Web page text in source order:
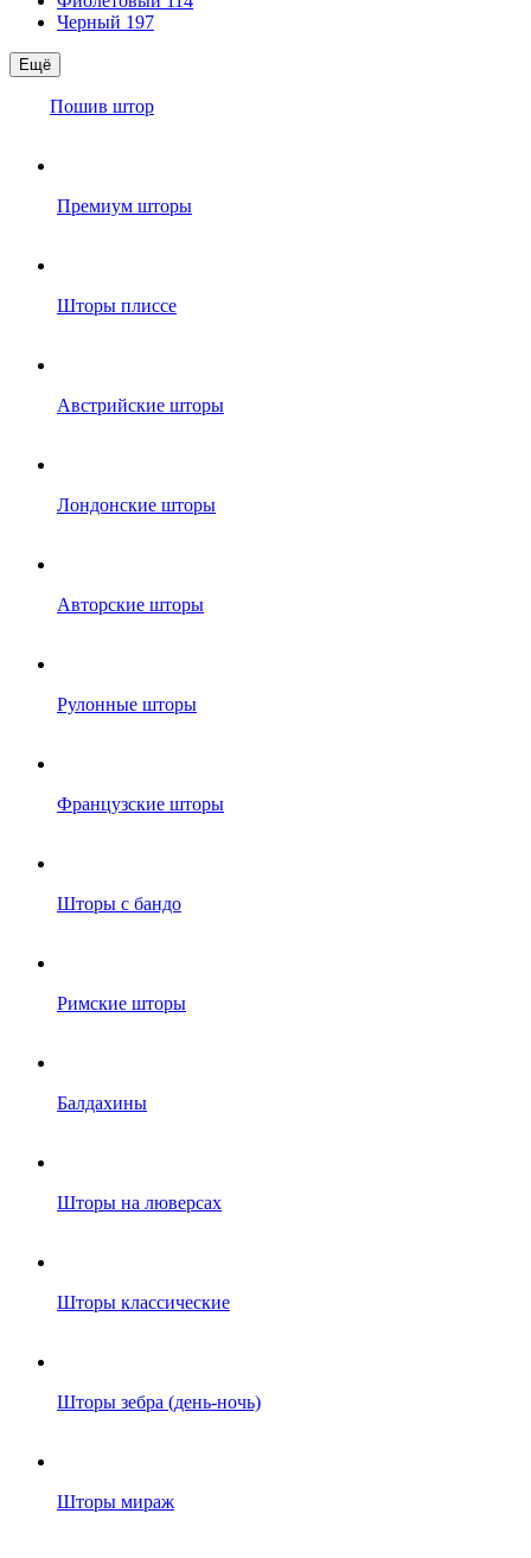
Черный 197
Ещё
Пошив штор
Премиум шторы
Шторы плиссе
Австрийские шторы
Лондонские шторы
Авторские шторы
Рулонные шторы
Французские шторы
Шторы с бандо
Римские шторы
Балдахины
Шторы на люверсах
Шторы классические
Шторы зебра (день-ночь)
Шторы мираж